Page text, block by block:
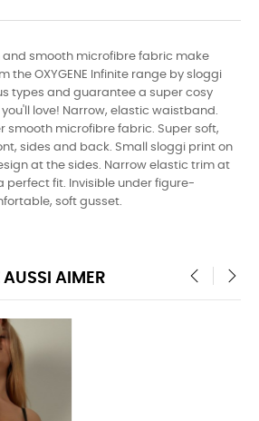
and smooth microfibre fabric make
the OXYGENE Infinite range by sloggi
types and guarantee a super cosy
love! Narrow, elastic waistband.
smooth microfibre fabric. Super soft,
sides and back. Small sloggi print on
at the sides. Narrow elastic trim at
perfect fit. Invisible under figure-
soft gusset.
AIMER